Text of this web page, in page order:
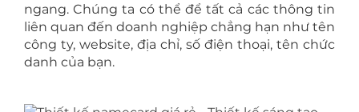
ngang. Chúng ta có thể để tất cả các thông tin
liên quan đến doanh nghiệp chẳng hạn như tên
công ty, website, địa chỉ, số điện thoại, tên chức
danh của bạn.